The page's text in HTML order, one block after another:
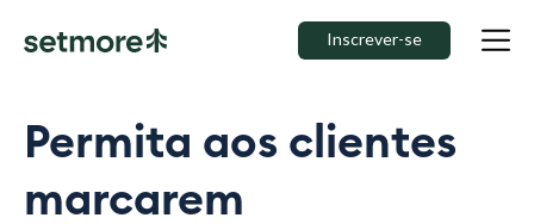
Inscrever-se
Permita aos clientes
marcarem